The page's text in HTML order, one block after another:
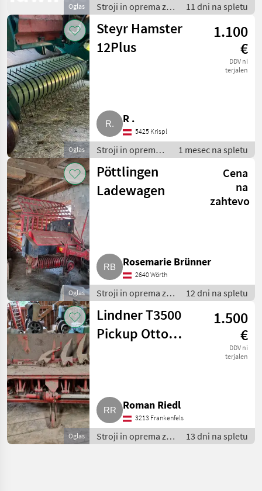
Oglas
Stroji in oprema za
žetev in spravilo /
Nakladalna
prikolica
11 dni na spletu
Oglas
Steyr Hamster
12Plus
1.100
€
DDV ni
terjalen
R .
5425 Krispl
Stroji in oprema
za žetev in
spravilo /
Nakladalna
prikolica
1 mesec na spletu
Oglas
Pöttlingen
Ladewagen
Cena
na
zahtevo
Rosemarie Brünner
2640 Wörth
Stroji in oprema za
žetev in spravilo /
Nakladalna
prikolica
12 dni na spletu
Oglas
Lindner T3500
Pickup Otto
1.500
€
DDV ni
terjalen
Roman Riedl
3213 Frankenfels
Stroji in oprema za
žetev in spravilo /
13 dni na spletu